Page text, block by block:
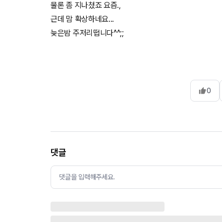
물론 좀 지나쳤죠 요즘.,
근데 맘 확상하네요...
늦은밤 주저리떱니다^^;;
0
댓글
댓글을 입력해주세요.